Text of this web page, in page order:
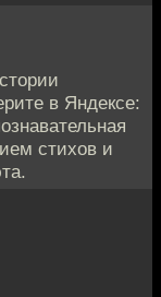
в Яндексе:
стихов и